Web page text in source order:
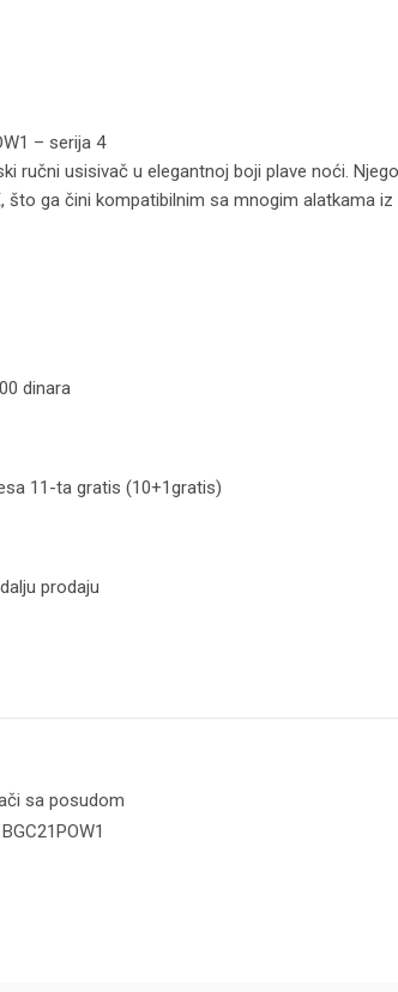
– serija 4
ručni usisivač u elegantnoj boji plave noći.
što ga čini kompatibilnim sa mnogim alatkama iz
dinara
11-ta gratis (10+1gratis)
prodaju
sa posudom